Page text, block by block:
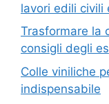
lavori edili civili
Trasformare la
consigli degli
Colle viniliche
indispensabile